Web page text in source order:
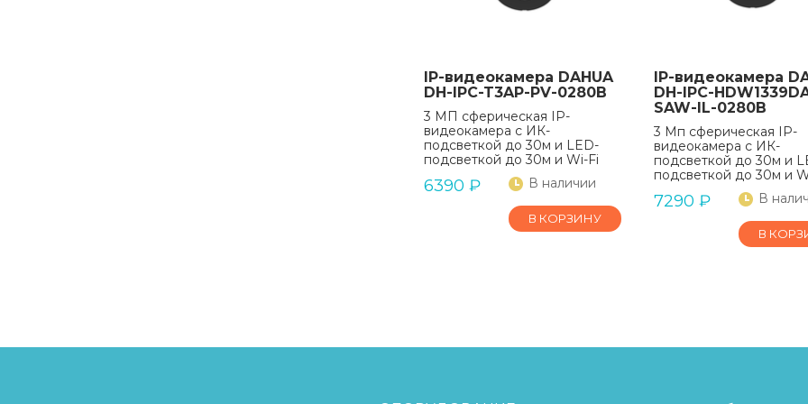
IP-видеокамера DAHUA
DH-IPC-T3AP-PV-0280B
3 МП сферическая IP-
видеокамера с ИК-
подсветкой до 30м и LED-
подсветкой до 30м и Wi-Fi
6390 ₽ В наличии
В КОРЗИНУ
IP-видеокамера
DH-IPC-
SAW-IL-0280B
3 Мп сферическая IP-
видеокамера с ИК-
подсветкой до 30м и
подсветкой до 30м и
7290 ₽ В
В